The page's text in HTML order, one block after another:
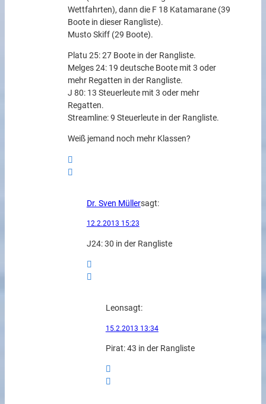
Wettfahrten), dann die F 18 Katamarane (39
Boote in dieser Rangliste).
Musto Skiff (29 Boote).
Platu 25: 27 Boote in der Rangliste.
Melges 24: 19 deutsche Boote mit 3 oder
mehr Regatten in der Rangliste.
J 80: 13 Steuerleute mit 3 oder mehr
Regatten.
Streamline: 9 Steuerleute in der Rangliste.
Weiß jemand noch mehr Klassen?
Dr. Sven Müllersagt:
12.2.2013 15:23
J24: 30 in der Rangliste
Leonsagt:
15.2.2013 13:34
Pirat: 43 in der Rangliste